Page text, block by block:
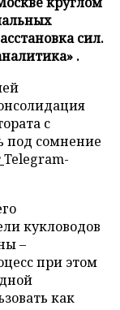
сил.
.
с
под сомнение
Telegram-
кукловодов
–
при этом
как